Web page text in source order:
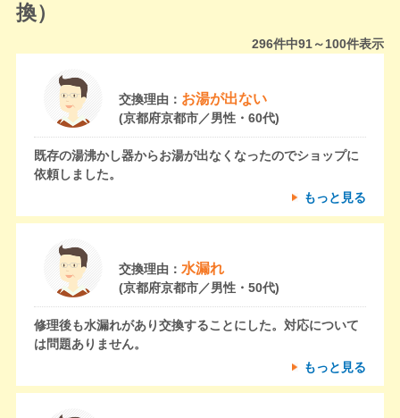
換）
296件中91～100件表示
交換理由： お湯が出ない
(京都府京都市／男性・60代)
既存の湯沸かし器からお湯が出なくなったのでショップに
依頼しました。
もっと見る
交換理由： 水漏れ
(京都府京都市／男性・50代)
修理後も水漏れがあり交換することにした。対応について
は問題ありません。
もっと見る